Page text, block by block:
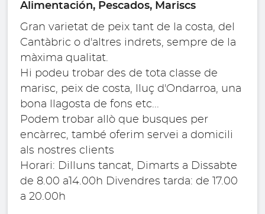
Alimentación, Pescados, Mariscs
Gran varietat de peix tant de la costa, del
Cantàbric o d'altres indrets, sempre de la
màxima qualitat.
Hi podeu trobar des de tota classe de
marisc, peix de costa, lluç d'Ondarroa, una
bona llagosta de fons etc...
Podem trobar allò que busques per
encàrrec, també oferim servei a domicili
als nostres clients
Horari: Dilluns tancat, Dimarts a Dissabte
de 8.00 a14.00h Divendres tarda: de 17.00
a 20.00h